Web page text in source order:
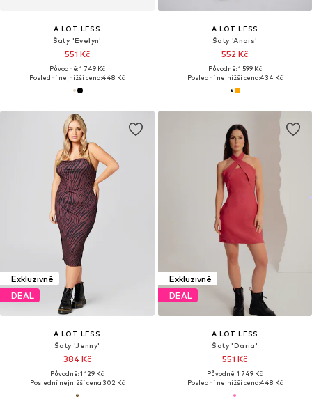
A LOT LESS
Šaty 'Evelyn'
551 Kč
Původně: 1 749 Kč
Poslední nejnižší cena:448 Kč
A LOT LESS
Šaty 'Anais'
552 Kč
Původně: 1 599 Kč
Poslední nejnižší cena:434 Kč
Exkluzivně
DEAL
A LOT LESS
Šaty 'Jenny'
384 Kč
Původně: 1 129 Kč
Poslední nejnižší cena:302 Kč
Exkluzivně
DEAL
A LOT LESS
Šaty 'Daria'
551 Kč
Původně: 1 749 Kč
Poslední nejnižší cena:448 Kč